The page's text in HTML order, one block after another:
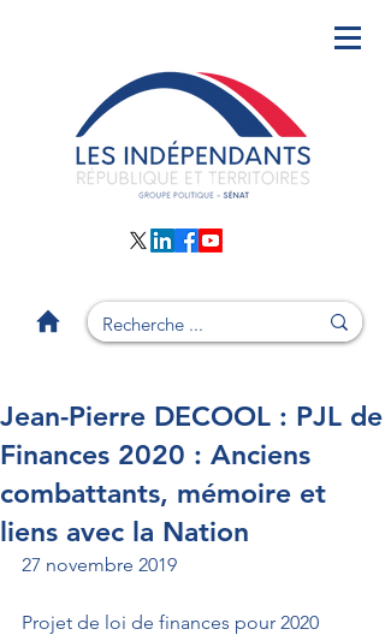
Jean-Pierre DECOOL : PJL de
Finances 2020 : Anciens
combattants, mémoire et
liens avec la Nation
27 novembre 2019
Projet de loi de finances pour 2020